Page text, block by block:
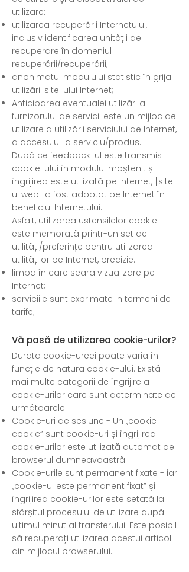
utilizare:
utilizarea recuperării Internetului,
inclusiv identificarea unității de
recuperare în domeniul
recuperării/recuperării;
anonimatul modulului statistic în grija
utilizării site-ului Internet;
Anticiparea eventualei utilizări a
furnizorului de servicii este un mijloc de
utilizare a utilizării serviciului de Internet,
a accesului la serviciu/produs.
După ce feedback-ul este transmis
cookie-ului în modulul moștenit și
îngrijirea este utilizată pe Internet, [site-
ul web] a fost adoptat pe Internet în
beneficiul Internetului.
Asfalt, utilizarea ustensilelor cookie
este memorată printr-un set de
utilități/preferințe pentru utilizarea
utilităților pe Internet, precizie:
limba în care seara vizualizare pe
Internet;
serviciile sunt exprimate in termeni de
tarife;
Vă pasă de utilizarea cookie-urilor?
Durata cookie-ureei poate varia în
funcție de natura cookie-ului. Există
mai multe categorii de îngrijire a
cookie-urilor care sunt determinate de
următoarele:
Cookie-uri de sesiune - Un „cookie
cookie” sunt cookie-uri și îngrijirea
cookie-urilor este utilizată automat de
browserul dumneavoastră.
Cookie-urile sunt permanent fixate - iar
„cookie-ul este permanent fixat” și
îngrijirea cookie-urilor este setată la
sfârșitul procesului de utilizare după
ultimul minut al transferului. Este posibil
să recuperați utilizarea acestui articol
din mijlocul browserului.